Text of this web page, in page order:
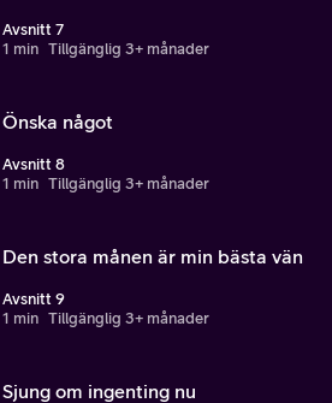
Avsnitt 7
1 min Tillgänglig 3+ månader
Önska något
Avsnitt 8
1 min Tillgänglig 3+ månader
Den stora månen är min bästa vän
Avsnitt 9
1 min Tillgänglig 3+ månader
Sjung om ingenting nu